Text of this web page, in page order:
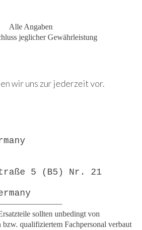
Alle Angaben
jeglicher Gewährleistung
wir uns zur jederzeit vor.
5 (B5) Nr. 21
sollten unbedingt von
bzw. qualifiziertem Fachpersonal verbaut